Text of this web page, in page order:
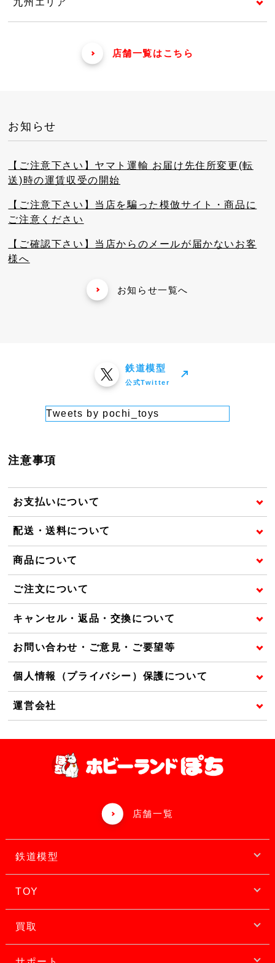
店舗一覧はこちら
お知らせ
【ご注意下さい】ヤマト運輸 お届け先住所変更(転
送)時の運賃収受の開始
【ご注意下さい】当店を騙った模倣サイト・商品に
ご注意ください
【ご確認下さい】当店からのメールが届かないお客
様へ
お知らせ一覧へ
鉄道模型
公式Twitter
Tweets by pochi_toys
注意事項
お支払いについて
配送・送料について
商品について
ご注文について
キャンセル・返品・交換について
お問い合わせ・ご意見・ご要望等
個人情報（プライバシー）保護について
運営会社
店舗一覧
鉄道模型
TOY
買取